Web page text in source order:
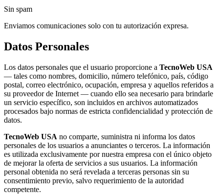
Sin spam
Enviamos comunicaciones solo con tu autorización expresa.
Datos Personales
Los datos personales que el usuario proporcione a TecnoWeb USA
— tales como nombres, domicilio, número telefónico, país, código
postal, correo electrónico, ocupación, empresa y aquellos referidos a
su proveedor de Internet — cuando ello sea necesario para brindarle
un servicio específico, son incluidos en archivos automatizados
procesados bajo normas de estricta confidencialidad y protección de
datos.
TecnoWeb USA no comparte, suministra ni informa los datos
personales de los usuarios a anunciantes o terceros. La información
es utilizada exclusivamente por nuestra empresa con el único objeto
de mejorar la oferta de servicios a sus usuarios. La información
personal obtenida no será revelada a terceras personas sin su
consentimiento previo, salvo requerimiento de la autoridad
competente.